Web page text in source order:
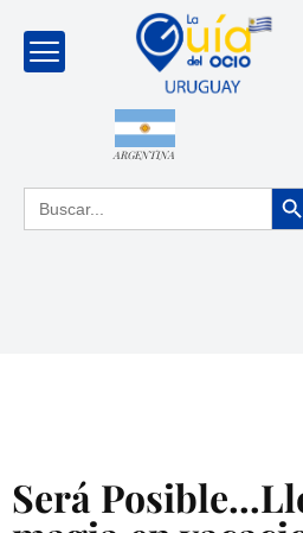
ARGENTINA
Buscar:
Será